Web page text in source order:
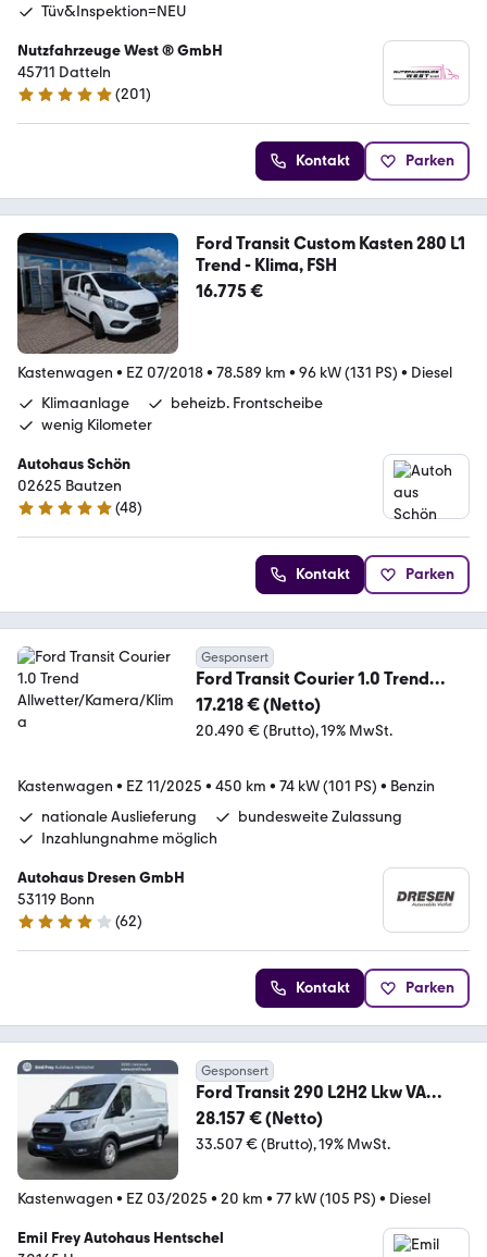
Tüv&Inspektion=NEU
Nutzfahrzeuge West ® GmbH
45711 Datteln
4.9 Sterne
(201)
Kontakt Parken
Ford Transit Custom Kasten 280 L1
Trend - Klima, FSH
16.775 €
Kastenwagen • EZ 07/2018• 78.589 km • 96 kW (131 PS) • Diesel
Klimaanlage
beheizb. Frontscheibe
wenig Kilometer
Autohaus Schön
02625 Bautzen
4.9 Sterne
(48)
Kontakt Parken
Gesponsert
Ford Transit Courier 1.0 Trend
Allwetter/Kamera/Klima
17.218 € (Netto)
20.490 € (Brutto) 19% MwSt.
Kastenwagen • EZ 11/2025 • 450 km • 74 kW (101 PS) • Benzin
nationale Auslieferung
bundesweite Zulassung
Inzahlungnahme möglich
Autohaus Dresen GmbH
53119 Bonn
4.2 Sterne
(62)
Kontakt Parken
Gesponsert
Ford Transit 290 L2H2 Lkw VA
Trend 77 kW, 4-türig (Di
28.157 € (Netto)
33.507 € (Brutto) 19% MwSt.
Kastenwagen • EZ 03/2025 • 20 km • 77 kW (105 PS) • Diesel
Emil Frey Autohaus Hentschel